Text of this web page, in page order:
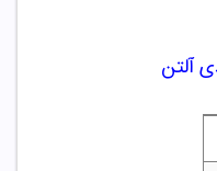
آلتن
A